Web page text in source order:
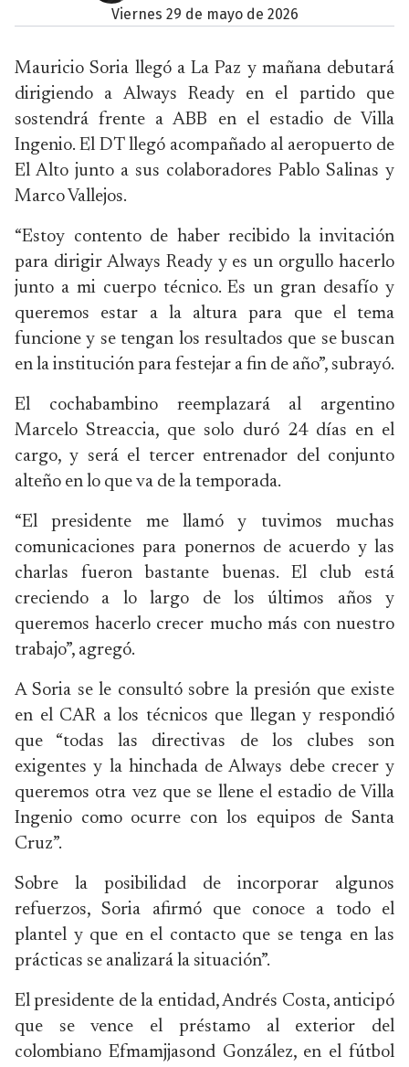
viernes 29 de mayo de 2026
Mauricio Soria llegó a La Paz y mañana debutará
dirigiendo a Always Ready en el partido que
sostendrá frente a ABB en el estadio de Villa
Ingenio. El DT llegó acompañado al aeropuerto de
El Alto junto a sus colaboradores Pablo Salinas y
Marco Vallejos.
“Estoy contento de haber recibido la invitación
para dirigir Always Ready y es un orgullo hacerlo
junto a mi cuerpo técnico. Es un gran desafío y
queremos estar a la altura para que el tema
funcione y se tengan los resultados que se buscan
en la institución para festejar a fin de año”, subrayó.
El cochabambino reemplazará al argentino
Marcelo Streaccia, que solo duró 24 días en el
cargo, y será el tercer entrenador del conjunto
alteño en lo que va de la temporada.
“El presidente me llamó y tuvimos muchas
comunicaciones para ponernos de acuerdo y las
charlas fueron bastante buenas. El club está
creciendo a lo largo de los últimos años y
queremos hacerlo crecer mucho más con nuestro
trabajo”, agregó.
A Soria se le consultó sobre la presión que existe
en el CAR a los técnicos que llegan y respondió
que “todas las directivas de los clubes son
exigentes y la hinchada de Always debe crecer y
queremos otra vez que se llene el estadio de Villa
Ingenio como ocurre con los equipos de Santa
Cruz”.
Sobre la posibilidad de incorporar algunos
refuerzos, Soria afirmó que conoce a todo el
plantel y que en el contacto que se tenga en las
prácticas se analizará la situación”.
El presidente de la entidad, Andrés Costa, anticipó
que se vence el préstamo al exterior del
colombiano Efmamjjasond González, en el fútbol